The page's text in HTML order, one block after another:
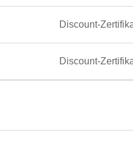
Discount-
Discount-